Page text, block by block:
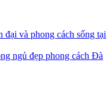
đại và phong cách sống tại
ngủ đẹp phong cách Đà